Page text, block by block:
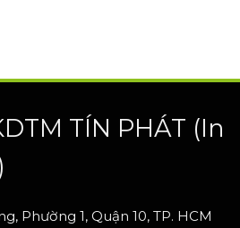
TÍN PHÁT (In
Phường 1, Quận 10, TP. HCM